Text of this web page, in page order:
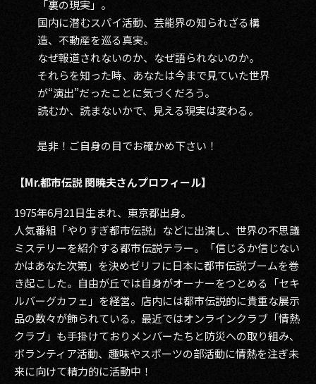
「裏の現実」。
国内に潜むスパイ活動、芸能界の知られざる構
造、不動産を巡る真実。
なぜ報道されないのか、なぜ語られないのか。
それらを知った時、あなたは今まで見ていた世界
が“演出”だったことに気づくだろう。
読むか、読まないかで、見える現実は変わる。
是非！ご自身の目でお確かめ下さい！
【Mr.都市伝説 関暁夫さんプロフィール】
1975年6月21日生まれ、東京都出身。
人気番組「やりすぎ都市伝説」などに出演し、世界の不思議
ミステリーを紹介する都市伝説テラー。「信じるか信じない
かはあなた次第」を決めゼリフに日本に都市伝説ブームを巻
き起こした。自由が丘では自身がオーナーをつとめる「セキ
ルバーグカフェ」を経営。店内には都市伝説的に貴重な展示
品の数々が飾られている。最近ではオンラインクラブ「情熱
クラブ」も手掛けておりメンバーたちと防災への取り組み、
ボランティア活動、趣味やスポーツの部活動に情熱を注ぎ未
来に向けて精力的に活動中！